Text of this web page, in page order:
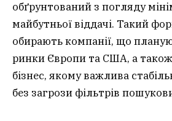
обґрунтований з погляду
майбутньої віддачі. Такий
обирають компанії, що
ринки Європи та США, а
бізнес, якому важлива
без загрози фільтрів